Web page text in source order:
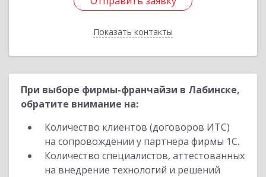
Показать контакты
Назад
При выборе фирмы-франчайзи в Лабинске,
обратите внимание на:
Количество клиентов (договоров ИТС)
на сопровождении у партнера фирмы 1С.
Количество специалистов, аттестованных
на внедрение технологий и решений